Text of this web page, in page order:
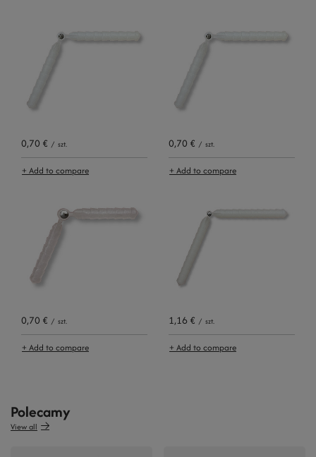
0,70 € / szt.
+ Add to compare
0,70 € / szt.
+ Add to compare
0,70 € / szt.
+ Add to compare
1,16 € / szt.
+ Add to compare
Polecamy
View all